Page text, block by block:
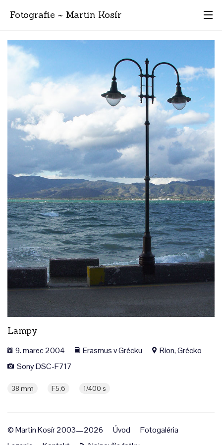
Fotografie ~ Martin Kosír
Moje obľúbené
Albumy
Archív
Vyhľadávanie
Lampy
9. marec 2004 Erasmus v Grécku
Rion, Grécko
Sony DSC-F717
38 mm F5,6 1/400 s
© Martin Kosír 2003—2026 Úvod
Fotogaléria